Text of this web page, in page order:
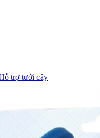
trợ tưới cây